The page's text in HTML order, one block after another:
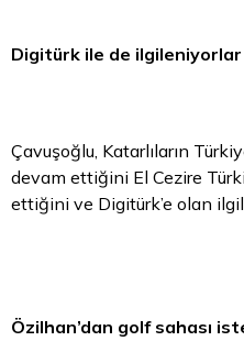
Digitürk ile de ilgileniyorlar
Çavuşoğlu, Katarlıların
devam ettiğini El Cezire
ettiğini ve Digitürk’e olan
Özilhan’dan golf sahası